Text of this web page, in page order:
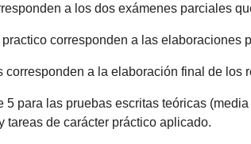
a los dos exámenes parciales
corresponden a las
corresponden a la elaboración final de los
5 para las pruebas escritas teóricas
tareas de carácter práctico aplicado.